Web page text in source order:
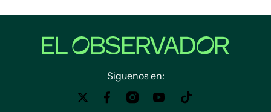
Siguenos en: